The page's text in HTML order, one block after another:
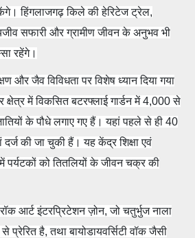
हिंगलाजगढ़ किले की हेरिटेज ट्रेल,
सफारी और ग्रामीण जीवन के अनुभव भी
रहेंगे।
और जैव विविधता पर विशेष ध्यान दिया गया
क्षेत्र में विकसित बटरफ्लाई गार्डन में 4,000 से
के पौधे लगाए गए हैं। यहां पहले से ही 40
की जा चुकी हैं। यह केंद्र शिक्षा एवं
को तितलियों के जीवन चक्र की
आर्ट इंटरप्रिटेशन ज़ोन, जो चतुर्भुज नाला
प्रेरित है, तथा बायोडायवर्सिटी वॉक जैसी